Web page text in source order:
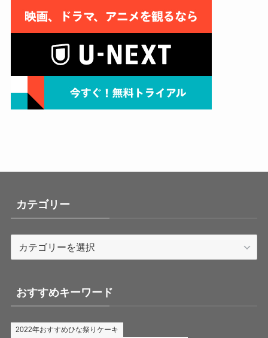
カテゴリー
リ
ー
おすすめキーワード
2022年おすすめひな祭りケーキ